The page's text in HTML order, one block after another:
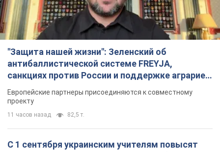
Одновременно с повышением зарплат педагогам
правительство объявило об увеличении студенческих
стипендий
7 часов назад
«Нам они тоже нужны»: Трамп ответил на
просьбу Зеленского о передаче Украине ракет
для Patriot
Американские запасы отдельных видов боеприпасов
ограничены
6 часов назад 1,9 т.